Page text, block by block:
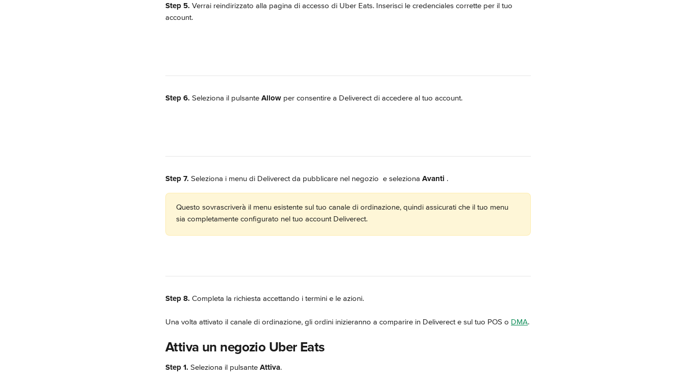
Step 5. Verrai reindirizzato alla pagina di accesso di Uber Eats. Inserisci le credenciales corrette per il tuo
account.
Step 6. Seleziona il pulsante Allow per consentire a Deliverect di accedere al tuo account.
Step 7. Seleziona i menu di Deliverect da pubblicare nel negozio e seleziona Avanti .
Questo sovrascriverà il menu esistente sul tuo canale di ordinazione, quindi assicurati che il tuo menu
sia completamente configurato nel tuo account Deliverect.
Step 8. Completa la richiesta accettando i termini e le azioni.
Una volta attivato il canale di ordinazione, gli ordini inizieranno a comparire in Deliverect e sul tuo POS o DMA.
Attiva un negozio Uber Eats
Step 1. Seleziona il pulsante Attiva.